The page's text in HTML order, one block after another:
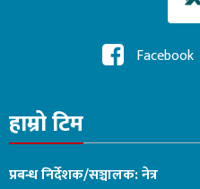
Facebook
हाम्रो टिम
प्रबन्ध निर्देशक/सञ्चालक: नेत्र